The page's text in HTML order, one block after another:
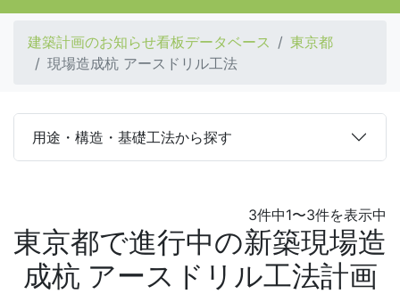
建築計画のお知らせ看板データベース
東京都
現場造成杭 アースドリル工法
用途・構造・基礎工法から探す
3件中1〜3件を表示中
東京都で進行中の新築現場造
成杭 アースドリル工法計画